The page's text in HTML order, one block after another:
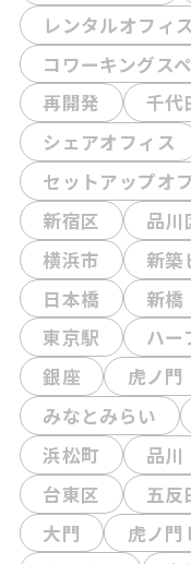
レンタルオフィス
コワーキングス
再開発
千代
シェアオフィス
セットアップオ
新宿区
品川
横浜市
新築
日本橋
新橋
東京駅
ハー
銀座
虎ノ門
みなとみらい
浜松町
品川
台東区
五反
大門
虎ノ門